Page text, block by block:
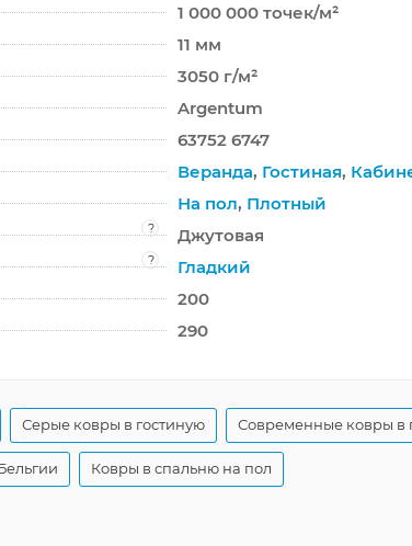
1 000 000 точек/м²
11 мм
3050 г/м²
Argentum
63752 6747
Веранда, Гостиная,
На пол, Плотный
?
Джутовая
?
Гладкий
200
290
Серые ковры в гостиную Современные ковры в
Ковры в спальню на пол